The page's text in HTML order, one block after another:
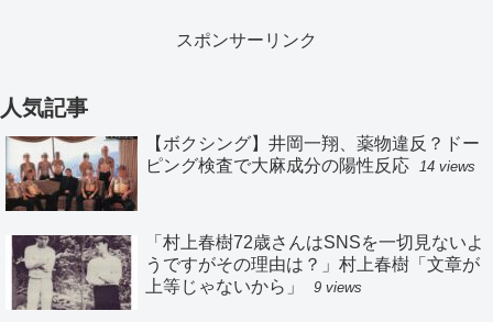
スポンサーリンク
人気記事
【ボクシング】井岡一翔、薬物違反？ドー
ピング検査で大麻成分の陽性反応
14 views
「村上春樹72歳さんはSNSを一切見ないよ
うですがその理由は？」村上春樹「文章が
上等じゃないから」
9 views